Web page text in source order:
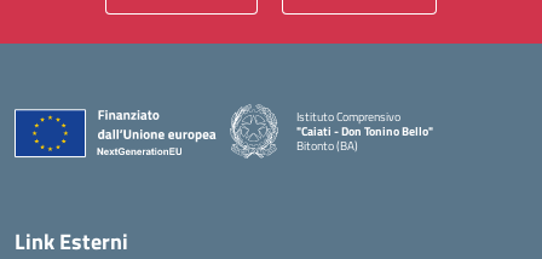
Istituto Comprensivo
"Caiati - Don Tonino Bello"
Bitonto (BA)
Link Esterni